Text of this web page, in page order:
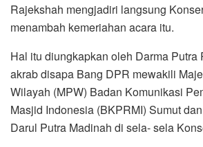
Rajekshah mengjadiri langsung
menambah kemeriahan acara itu.
Hal itu diungkapkan oleh Darma Putra
akrab disapa Bang DPR mewakili
Wilayah (MPW) Badan Komunikasi
Masjid Indonesia (BKPRMI) Sumut
Darul Putra Madinah di sela- sela